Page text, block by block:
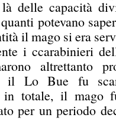
delle capacità
potevano
il mago si era
i ccarabinieri
altrettanto
il Lo Bue fu
totale, il mago
per un periodo